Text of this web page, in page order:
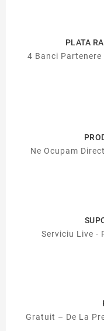
PLATA
4 Banci Partenere
Ne Ocupam
Serviciu Live -
Gratuit – De La